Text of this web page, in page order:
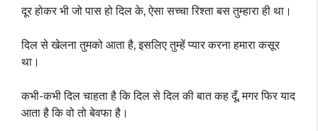
दूर होकर भी जो पास हो दिल के, ऐसा सच्चा रिश्ता बस तुम्हारा ही था।
दिल से खेलना तुमको आता है, इसलिए तुम्हें प्यार करना हमारा कसूर
था।
कभी-कभी दिल चाहता है कि दिल से दिल की बात कह दूँ, मगर फिर याद
आता है कि वो तो बेवफा है।